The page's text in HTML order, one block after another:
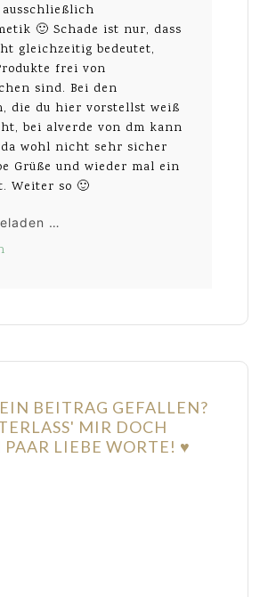
🙂 Schade ist nur, dass
gleichzeitig bedeutet,
frei von
sind. Bei den
die du hier vorstellst weiß
bei alverde von dm kann
wohl nicht sehr sicher
Grüße und wieder mal ein
Weiter so 🙂
…
BEITRAG GEFALLEN?
MIR DOCH
PAAR LIEBE WORTE! ♥